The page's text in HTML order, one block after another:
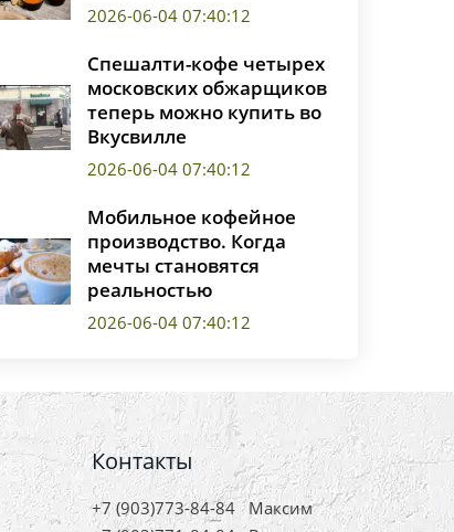
2026-06-04 07:40:12
Спешалти-кофе четырех
московских обжарщиков
теперь можно купить во
Вкусвилле
2026-06-04 07:40:12
Мобильное кофейное
производство. Когда
мечты становятся
реальностью
2026-06-04 07:40:12
Контакты
+7 (903)773-84-84Максим